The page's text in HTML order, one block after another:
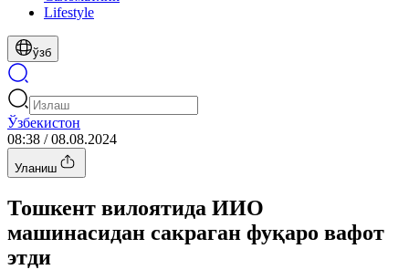
Lifestyle
ўзб
Ўзбекистон
08:38 / 08.08.2024
Уланиш
Тошкент вилоятида ИИО
машинасидан сакраган фуқаро вафот
этди